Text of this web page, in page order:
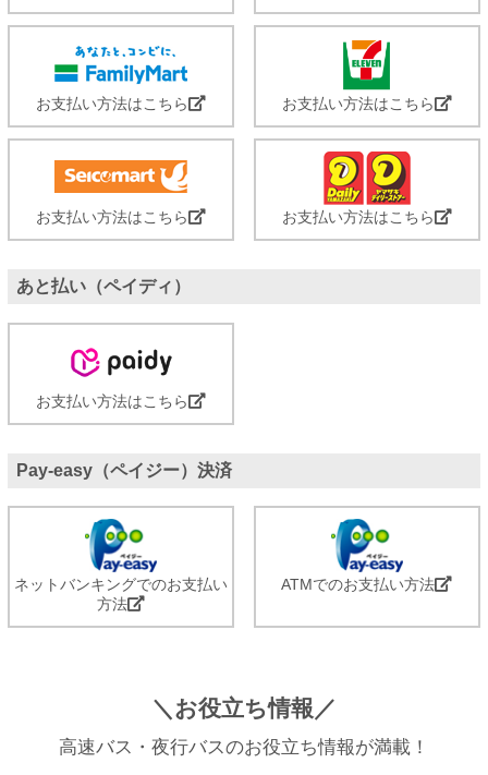
お支払い方法はこちら お支払い方法はこちら
お支払い方法はこちら お支払い方法はこちら
あと払い（ペイディ）
お支払い方法はこちら
Pay-easy（ペイジー）決済
ネットバンキングでのお支払い
方法
ATMでのお支払い方法
＼お役立ち情報／
高速バス・夜行バスのお役立ち情報が満載！